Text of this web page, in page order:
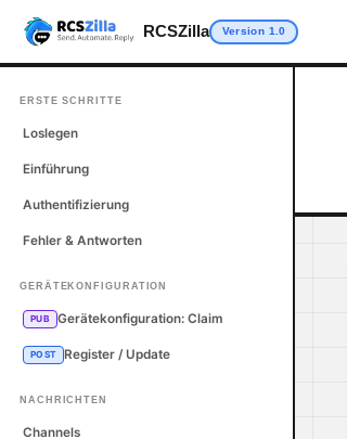
RCSZilla Version 1.0
ERSTE SCHRITTE
Loslegen
Einführung
Authentifizierung
Fehler & Antworten
GERÄTEKONFIGURATION
PUB Gerätekonfiguration: Claim
POST Register / Update
NACHRICHTEN
Channels